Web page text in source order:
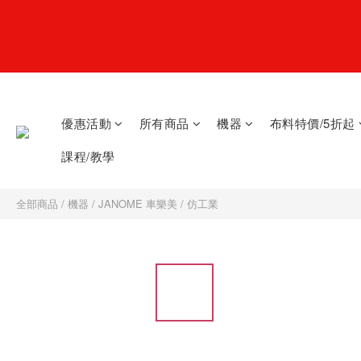
優惠活動 所有商品 機器
布料特價/5折起
課程/教學
全部商品 / 機器 / JANOME 車樂美 / 仿工業